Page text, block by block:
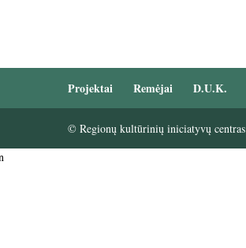
Projektai Remėjai D.U.K.
© Regionų kultūrinių iniciatyvų centras